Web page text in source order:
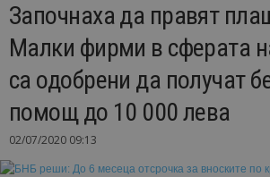
Започнаха да правят
Малки фирми в сферата
са одобрени да получат
помощ до 10 000 лева
02/07/2020 09:13